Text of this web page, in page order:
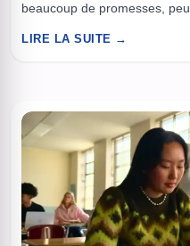
beaucoup de promesses,
connectée en unifiant les
LIRE LA SUITE →